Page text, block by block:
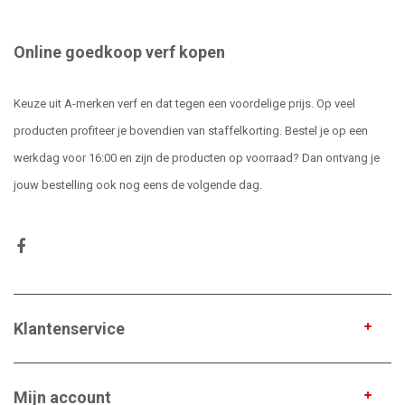
Online goedkoop verf kopen
Keuze uit A-merken verf en dat tegen een voordelige prijs. Op veel
producten profiteer je bovendien van staffelkorting. Bestel je op een
werkdag voor 16:00 en zijn de producten op voorraad? Dan ontvang je
jouw bestelling ook nog eens de volgende dag.
Klantenservice
Mijn account